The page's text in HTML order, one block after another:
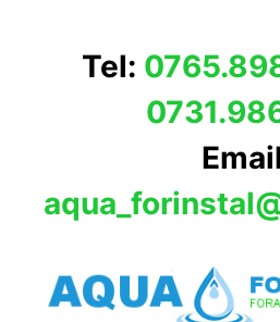
Tel: